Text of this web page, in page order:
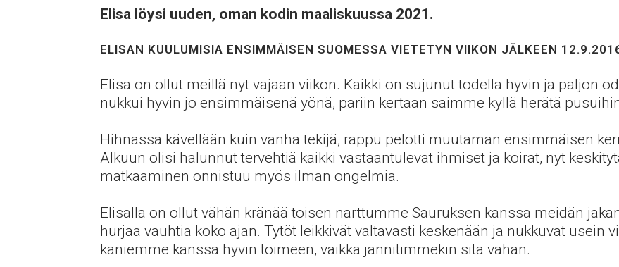
Elisa löysi uuden, oman kodin maaliskuussa 2021.
ELISAN KUULUMISIA ENSIMMÄISEN SUOMESSA VIETETYN VIIKON JÄLKEEN
Elisa on ollut meillä nyt vajaan viikon. Kaikki on sujunut todella hyvin ja paljon
nukkui hyvin jo ensimmäisenä yönä, pariin kertaan saimme kyllä herätä
Hihnassa kävellään kuin vanha tekijä, rappu pelotti muutaman ensimmäisen
Alkuun olisi halunnut tervehtiä kaikki vastaantulevat ihmiset ja koirat, nyt
matkaaminen onnistuu myös ilman ongelmia.
Elisalla on ollut vähän kränää toisen narttumme Sauruksen kanssa meidän
hurjaa vauhtia koko ajan. Tytöt leikkivät valtavasti keskenään ja nukkuvat usein
kaniemme kanssa hyvin toimeen, vaikka jännitimmekin sitä vähän.